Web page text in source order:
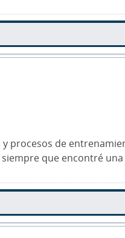
procesos de
que encontré